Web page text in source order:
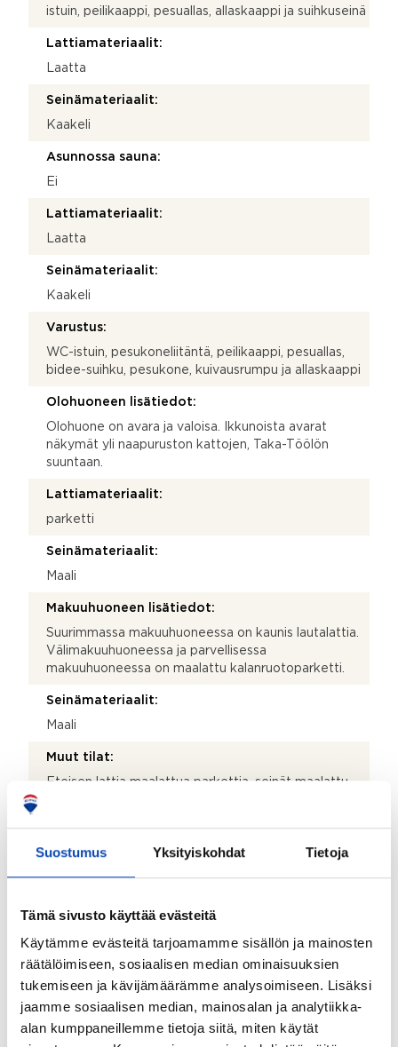
Suostumus Yksityiskohdat Tietoja
Tämä sivusto käyttää evästeitä
Käytämme evästeitä tarjoamamme sisällön ja mainosten
räätälöimiseen, sosiaalisen median ominaisuuksien
tukemiseen ja kävijämäärämme analysoimiseen. Lisäksi
jaamme sosiaalisen median, mainosalan ja analytiikka-
alan kumppaneillemme tietoja siitä, miten käytät
istuin, peilikaappi, pesuallas, allaskaappi ja suihkuseinä
Lattiamateriaalit:
Laatta
Seinämateriaalit:
Kaakeli
Asunnossa sauna:
Ei
Lattiamateriaalit:
Laatta
Seinämateriaalit:
Kaakeli
Varustus:
WC-istuin, pesukoneliitäntä, peilikaappi, pesuallas,
bidee-suihku, pesukone, kuivausrumpu ja allaskaappi
Olohuoneen lisätiedot:
Olohuone on avara ja valoisa. Ikkunoista avarat
näkymät yli naapuruston kattojen, Taka-Töölön
suuntaan.
Lattiamateriaalit:
parketti
Seinämateriaalit:
Maali
Makuuhuoneen lisätiedot:
Suurimmassa makuuhuoneessa on kaunis lautalattia.
Välimakuuhuoneessa ja parvellisessa
makuuhuoneessa on maalattu kalanruotoparketti.
Seinämateriaalit:
Maali
Muut tilat:
Eteisen lattia maalattua parkettia, seinät maalattu.
Kohteen säilytystilat:
Vaatehuone, kaapistot, kellarikomero ja vinttikomero